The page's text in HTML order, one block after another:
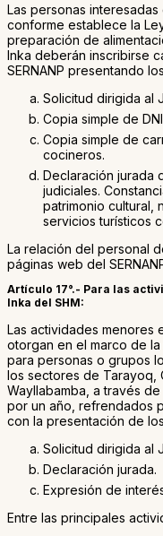
Las personas
conforme establece la
preparación de
Inka deberán inscribirse
SERNANP presentando
Solicitud dirigida al
Copia simple de
Copia simple de
cocineros.
Declaración jurada
judiciales.
patrimonio cultural,
servicios turísticos
La relación del personal
páginas web del
Artículo 17°.- Para las
Inka del SHM:
Las actividades menores
otorgan en el marco de
para personas o grupos
los sectores de Tarayoq,
Wayllabamba, a través
por un año, refrendados
con la presentación de
Solicitud dirigida al
Declaración jurada.
Expresión de
Entre las principales